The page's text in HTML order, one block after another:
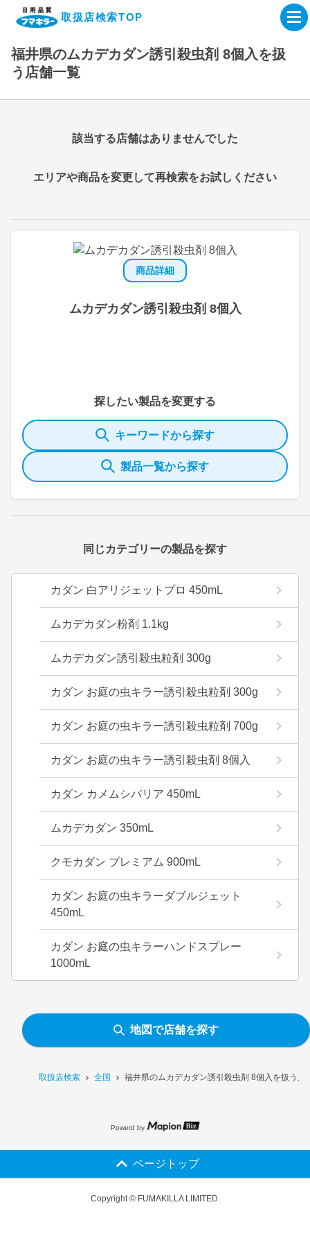
取扱店検索TOP
企業・IR情報サイト
製品情報サイト
オンラインショップ
製品検索はこちら
取扱店検索はこちら
取扱店検索 全国 福井県のムカデカダン誘引殺虫剤 8個入を扱う店
福井県のムカデカダン誘引殺虫剤 8個入を扱
う店舗一覧
商品詳細
ムカデカダン誘引殺虫剤 8個入
探したい製品を変更する
キーワードから探す
製品一覧から探す
同じカテゴリーの製品を探す
カダン 白アリジェットプロ 450mL
ムカデカダン粉剤 1.1kg
ムカデカダン誘引殺虫粒剤 300g
カダン お庭の虫キラー誘引殺虫粒剤 300g
カダン お庭の虫キラー誘引殺虫粒剤 700g
カダン お庭の虫キラー誘引殺虫剤 8個入
カダン カメムシバリア 450mL
ムカデカダン 350mL
クモカダン プレミアム 900mL
カダン お庭の虫キラーダブルジェット
450mL
カダン お庭の虫キラーハンドスプレー
1000mL
該当する店舗はありませんでした
エリアや商品を変更して再検索をお試しください
地図で店舗を探す
Powerd by
ページトップ
Copyright © FUMAKILLA LIMITED.